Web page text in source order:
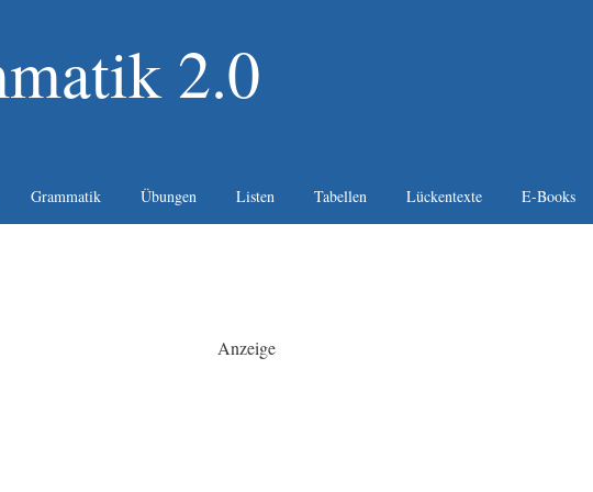
2.0
Grammatik Übungen Listen Tabellen Lückentexte E-Books
Anzeige